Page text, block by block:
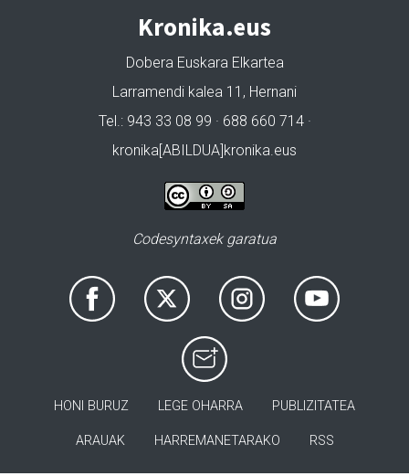
Kronika.eus
Dobera Euskara Elkartea
Larramendi kalea 11, Hernani
Tel.: 943 33 08 99 · 688 660 714 ·
kronika[ABILDUA]kronika.eus
Codesyntaxek garatua
HONI BURUZ LEGE OHARRA PUBLIZITATEA
ARAUAK HARREMANETARAKO RSS